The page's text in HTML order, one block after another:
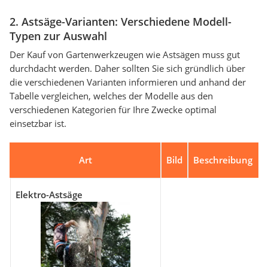
2. Astsäge-Varianten: Verschiedene Modell-
Typen zur Auswahl
Der Kauf von Gartenwerkzeugen wie Astsägen muss gut
durchdacht werden. Daher sollten Sie sich gründlich über
die verschiedenen Varianten informieren und anhand der
Tabelle vergleichen, welches der Modelle aus den
verschiedenen Kategorien für Ihre Zwecke optimal
einsetzbar ist.
Art Bild Beschreibung
Elektro-Astsäge